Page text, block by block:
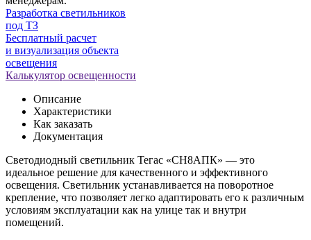
Разработка светильников
под ТЗ
Бесплатный расчет
и визуализация объекта
освещения
Калькулятор освещенности
Описание
Характеристики
Как заказать
Документация
Светодиодный светильник Тегас «СН8АПК» — это
идеальное решение для качественного и эффективного
освещения. Светильник устанавливается на поворотное
крепление, что позволяет легко адаптировать его к различным
условиям эксплуатации как на улице так и внутри
помещений.